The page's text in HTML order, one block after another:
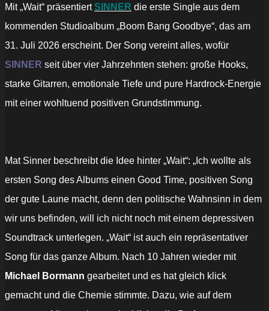
Mit „Wait“ präsentiertSINNER die erste Single aus dem
kommenden Studioalbum „Boom Bang Goodbye“, das am
31. Juli 2026 erscheint. Der Song vereint alles, wofür
SINNER seit über vier Jahrzehnten stehen: große Hooks,
starke Gitarren, emotionale Tiefe und pure Hardrock-Energie
mit einer wohltuend positiven Grundstimmung.
Mat Sinner beschreibt die Idee hinter „Wait“: „Ich wollte als
ersten Song des Albums einen Good Time, positiven Song
der gute Laune macht, denn den politische Wahnsinn in dem
wir uns befinden, will ich nicht noch mit einem depressiven
Soundtrack unterlegen. „Wait“ ist auch ein repräsentativer
Song für das ganze Album. Nach 10 Jahren wieder mit
Michael Bormann gearbeitet und es hat gleich klick
gemacht und die Chemie stimmte. Dazu, wie auf dem